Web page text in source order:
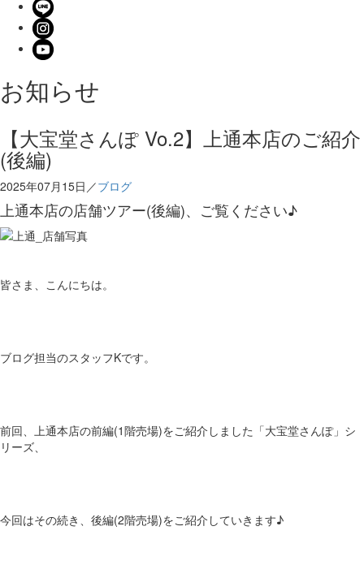
お知らせ
【大宝堂さんぽ Vo.2】上通本店のご紹介
(後編)
2025年07月15日／ブログ
上通本店の店舗ツアー(後編)、ご覧ください♪
皆さま、こんにちは。
ブログ担当のスタッフKです。
前回、上通本店の前編(1階売場)をご紹介しました「大宝堂さんぽ」シ
リーズ、
今回はその続き、後編(2階売場)をご紹介していきます♪